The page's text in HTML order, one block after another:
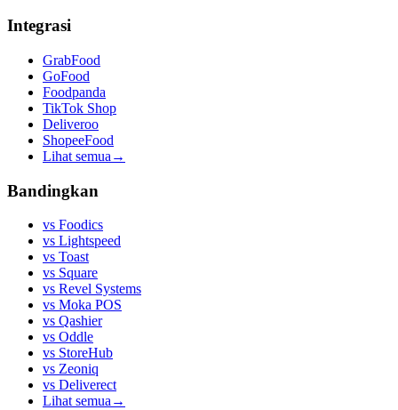
Integrasi
GrabFood
GoFood
Foodpanda
TikTok Shop
Deliveroo
ShopeeFood
Lihat semua →
Bandingkan
vs Foodics
vs Lightspeed
vs Toast
vs Square
vs Revel Systems
vs Moka POS
vs Qashier
vs Oddle
vs StoreHub
vs Zeoniq
vs Deliverect
Lihat semua →